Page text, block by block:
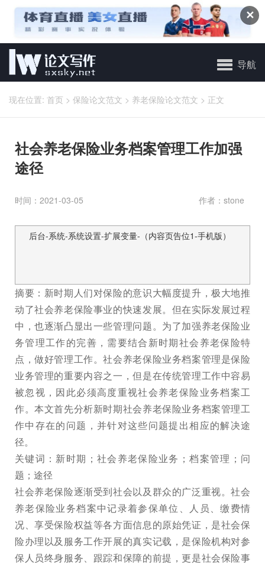
✕
导航
现在位置: 首页 > 保险论文范文 > 养老保险论文范文 > 正文
社会养老保险业务档案管理工作加强
途径
时间：2021-03-05 作者：stone
后台-系统-系统设置-扩展变量-（内容页告位1-手机版）
摘要：新时期人们对保险的意识大幅度提升，极大地推
动了社会养老保险事业的快速发展。但在实际发展过程
中，也逐渐凸显出一些管理问题。为了加强养老保险业
务管理工作的完善，需要结合新时期社会养老保险特
点，做好管理工作。社会养老保险业务档案管理是保险
业务管理的重要内容之一，但是在传统管理工作中容易
被忽视，因此必须高度重视社会养老保险业务档案工
作。本文首先分析新时期社会养老保险业务档案管理工
作中存在的问题，并针对这些问题提出相应的解决途
径。
关键词：新时期；社会养老保险业务；档案管理；问
题；途径
社会养老保险逐渐受到社会以及群众的广泛重视。社会
养老保险业务档案中记录着参保单位、人员、缴费情
况、享受保险权益等各方面信息的原始凭证，是社会保
险办理以及服务工作开展的真实记载，是保险机构对参
保人员终身服务、跟踪和保障的前提，更是社会保险事